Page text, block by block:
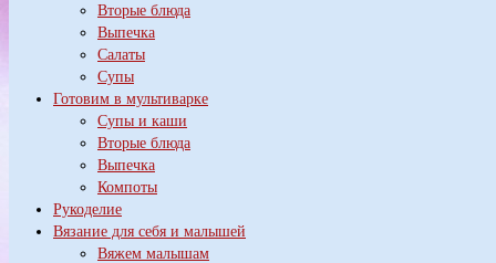
Вторые блюда
Выпечка
Салаты
Супы
Готовим в мультиварке
Супы и каши
Вторые блюда
Выпечка
Компоты
Рукоделие
Вязание для себя и малышей
Вяжем малышам